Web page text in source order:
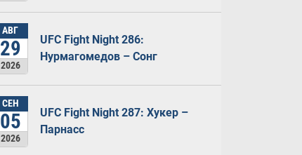
АВГ
29
2026
UFC Fight Night 286:
Нурмагомедов – Сонг
СЕН
05
2026
UFC Fight Night 287: Хукер –
Парнасс